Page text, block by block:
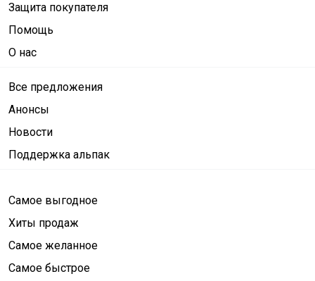
Защита покупателя
Помощь
О нас
Все предложения
Анонсы
Новости
Поддержка альпак
Самое выгодное
Хиты продаж
Самое желанное
Самое быстрое